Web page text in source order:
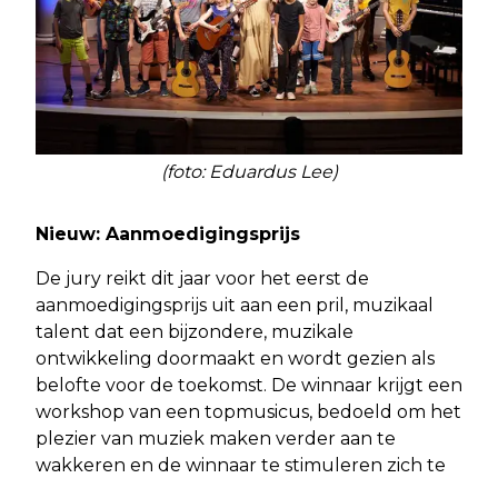
(foto: Eduardus Lee)
Nieuw: Aanmoedigingsprijs
De jury reikt dit jaar voor het eerst de
aanmoedigingsprijs uit aan een pril, muzikaal
talent dat een bijzondere, muzikale
ontwikkeling doormaakt en wordt gezien als
belofte voor de toekomst. De winnaar krijgt een
workshop van een topmusicus, bedoeld om het
plezier van muziek maken verder aan te
wakkeren en de winnaar te stimuleren zich te